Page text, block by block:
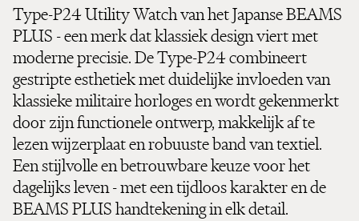
Type-P24 Utility Watch van het Japanse BEAMS
PLUS - een merk dat klassiek design viert met
moderne precisie. De Type-P24 combineert
gestripte esthetiek met duidelijke invloeden van
klassieke militaire horloges en wordt gekenmerkt
door zijn functionele ontwerp, makkelijk af te
lezen wijzerplaat en robuuste band van textiel.
Een stijlvolle en betrouwbare keuze voor het
dagelijks leven - met een tijdloos karakter en de
BEAMS PLUS handtekening in elk detail.